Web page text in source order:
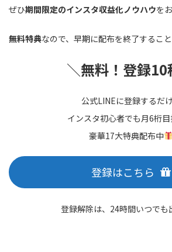
ぜひ期間限定のインスタ収益化ノウハウを
無料特典なので、早期に配布を終了すること
＼無料！登録10
公式LINEに登録するだ
インスタ初心者でも月6桁目
豪華17大特典配布中
登録はこちら
登録解除は、24時間いつでも